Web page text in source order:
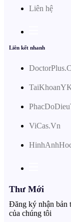
Liên hệ
Liên kết nhanh
ViCas.Vn
Thư Mới
Đăng ký nhận bản
của chúng tôi